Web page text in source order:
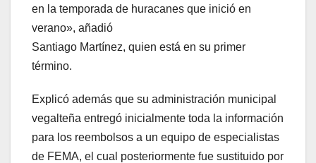
en la temporada de huracanes que inició en
verano», añadió
Santiago Martínez, quien está en su primer
término.
Explicó además que su administración municipal
vegalteña entregó inicialmente toda la información
para los reembolsos a un equipo de especialistas
de FEMA, el cual posteriormente fue sustituido por